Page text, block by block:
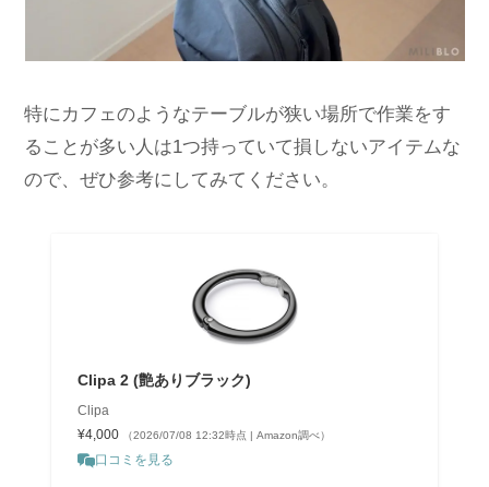
特にカフェのようなテーブルが狭い場所で作業をす
ることが多い人は1つ持っていて損しないアイテムな
ので、ぜひ参考にしてみてください。
Clipa 2 (艶ありブラック)
Clipa
¥4,000
（2026/07/08 12:32時点 | Amazon調べ）
口コミを見る